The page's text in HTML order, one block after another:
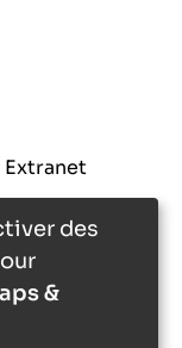
Extranet
des
&